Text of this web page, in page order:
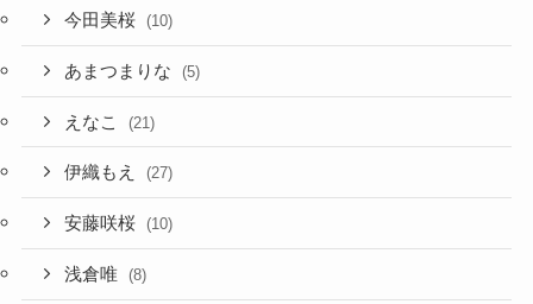
今田美桜 (10)
あまつまりな (5)
えなこ (21)
伊織もえ (27)
安藤咲桜 (10)
浅倉唯 (8)